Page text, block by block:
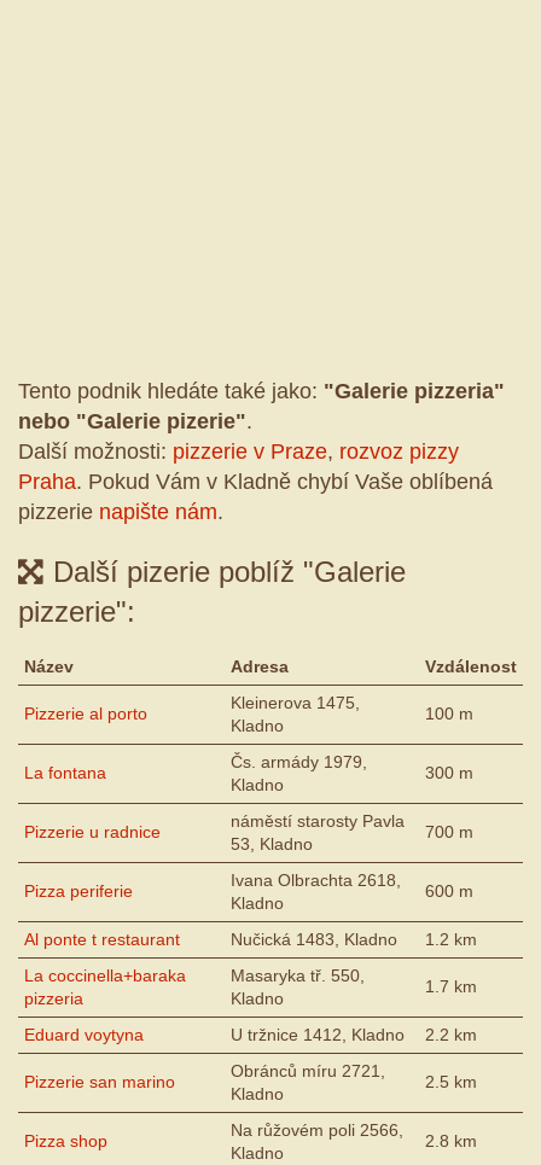
Tento podnik hledáte také jako: "Galerie pizzeria"
nebo "Galerie pizerie".
Další možnosti: pizzerie v Praze, rozvoz pizzy
Praha. Pokud Vám v Kladně chybí Vaše oblíbená
pizzerie napište nám.
Další pizerie poblíž "Galerie
pizzerie":
Název Adresa Vzdálenost
Pizzerie al porto
Kleinerova 1475,
Kladno
100 m
La fontana
Čs. armády 1979,
Kladno
300 m
Pizzerie u radnice
náměstí starosty Pavla
53, Kladno
700 m
Pizza periferie
Ivana Olbrachta 2618,
Kladno
600 m
Al ponte t restaurant Nučická 1483, Kladno
1.2 km
La coccinella+baraka
pizzeria
Masaryka tř. 550,
Kladno
1.7 km
Eduard voytyna U tržnice 1412, Kladno 2.2 km
Pizzerie san marino
Obránců míru 2721,
Kladno
2.5 km
Pizza shop
Na růžovém poli 2566,
Kladno
2.8 km